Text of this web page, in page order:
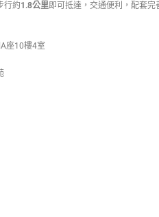
行約1.8公里即可抵達，交通便利，配套
座10樓4室